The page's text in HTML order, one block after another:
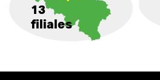
13
filiales